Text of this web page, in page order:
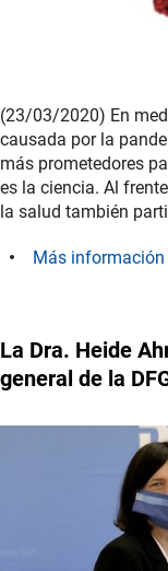
(23/03/2020) En
causada por la
más prometedores
es la ciencia. Al
la salud también
Más información
La Dra. Heide
general de la